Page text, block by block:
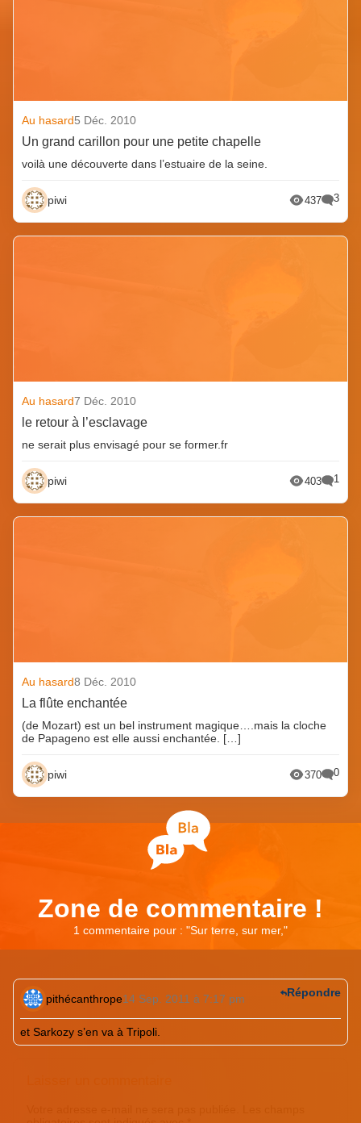
Au hasard5 Déc. 2010
Un grand carillon pour une petite chapelle
voilà une découverte dans l’estuaire de la seine.
piwi 437 3
Au hasard7 Déc. 2010
le retour à l’esclavage
ne serait plus envisagé pour se former.fr
piwi 403 1
Au hasard8 Déc. 2010
La flûte enchantée
(de Mozart) est un bel instrument magique….mais la cloche
de Papageno est elle aussi enchantée. […]
piwi 370 0
Zone de commentaire !
1 commentaire pour : "Sur terre, sur mer,"
pithécanthrope14 Sep. 2011 à 7:17 pm
et Sarkozy s’en va à Tripoli.
Répondre